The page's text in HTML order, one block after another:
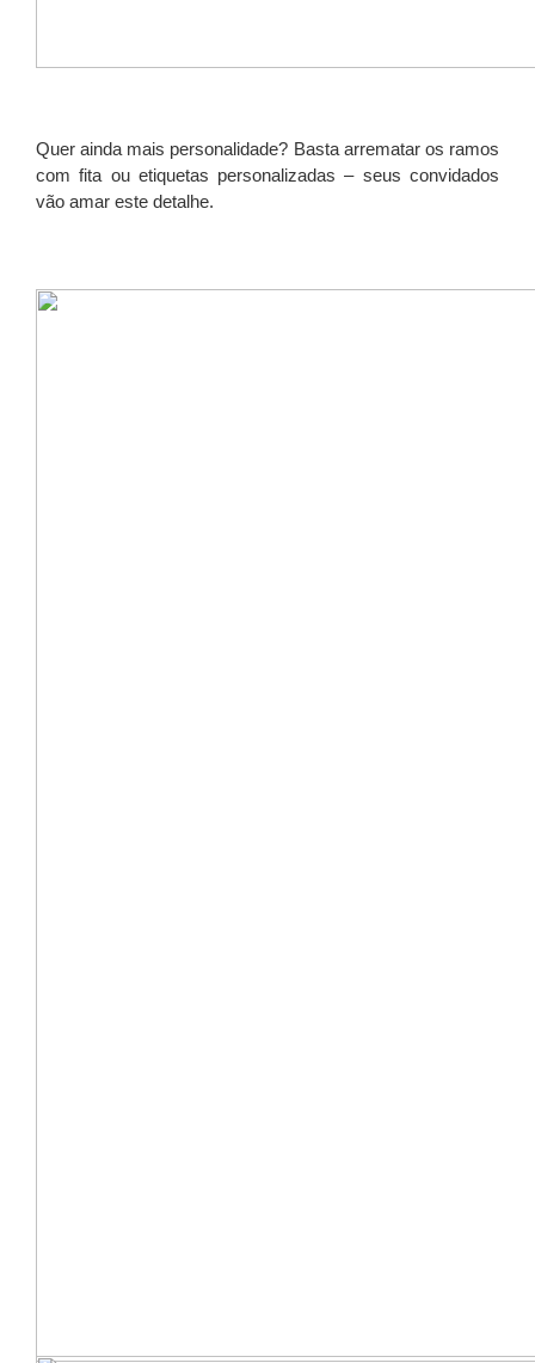
Quer ainda mais personalidade? Basta arrematar os ramos
com fita ou etiquetas personalizadas – seus convidados
vão amar este detalhe.